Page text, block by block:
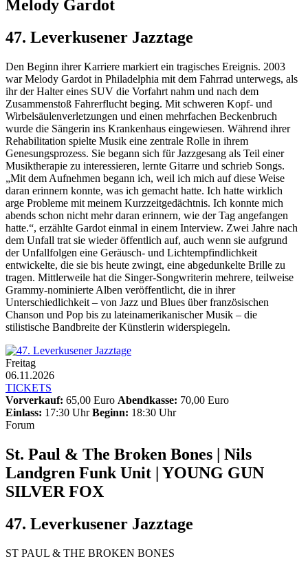
Melody Gardot
47. Leverkusener Jazztage
Den Beginn ihrer Karriere markiert ein tragisches Ereignis. 2003
war Melody Gardot in Philadelphia mit dem Fahrrad unterwegs, als
ihr der Halter eines SUV die Vorfahrt nahm und nach dem
Zusammenstoß Fahrerflucht beging. Mit schweren Kopf- und
Wirbelsäulenverletzungen und einen mehrfachen Beckenbruch
wurde die Sängerin ins Krankenhaus eingewiesen. Während ihrer
Rehabilitation spielte Musik eine zentrale Rolle in ihrem
Genesungsprozess. Sie begann sich für Jazzgesang als Teil einer
Musiktherapie zu interessieren, lernte Gitarre und schrieb Songs.
„Mit dem Aufnehmen begann ich, weil ich mich auf diese Weise
daran erinnern konnte, was ich gemacht hatte. Ich hatte wirklich
arge Probleme mit meinem Kurzzeitgedächtnis. Ich konnte mich
abends schon nicht mehr daran erinnern, wie der Tag angefangen
hatte.“, erzählte Gardot einmal in einem Interview. Zwei Jahre nach
dem Unfall trat sie wieder öffentlich auf, auch wenn sie aufgrund
der Unfallfolgen eine Geräusch- und Lichtempfindlichkeit
entwickelte, die sie bis heute zwingt, eine abgedunkelte Brille zu
tragen. Mittlerweile hat die Singer-Songwriterin mehrere, teilweise
Grammy-nominierte Alben veröffentlicht, die in ihrer
Unterschiedlichkeit – von Jazz und Blues über französischen
Chanson und Pop bis zu lateinamerikanischer Musik – die
stilistische Bandbreite der Künstlerin widerspiegeln.
Freitag
06.11.2026
TICKETS
Vorverkauf: 65,00 Euro Abendkasse: 70,00 Euro
Einlass: 17:30 UhrBeginn: 18:30 Uhr
Forum
St. Paul & The Broken Bones | Nils
Landgren Funk Unit | YOUNG GUN
SILVER FOX
47. Leverkusener Jazztage
ST PAUL & THE BROKEN BONES